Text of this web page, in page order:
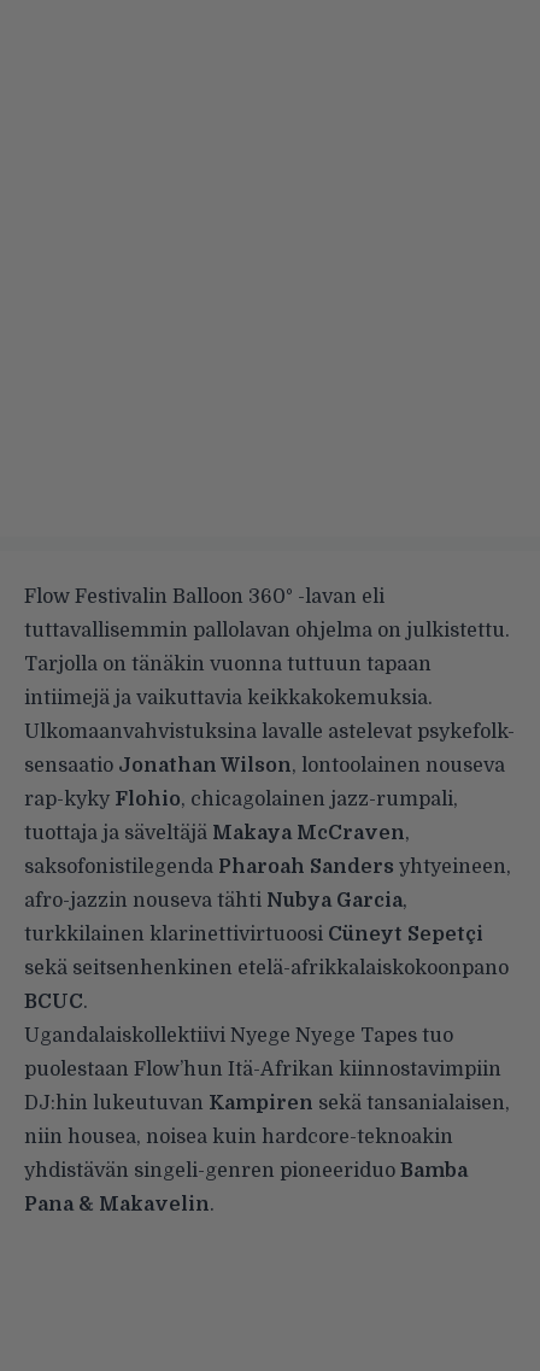
Flow Festivalin Balloon 360° -lavan eli
tuttavallisemmin pallolavan ohjelma on julkistettu.
Tarjolla on tänäkin vuonna tuttuun tapaan
intiimejä ja vaikuttavia keikkakokemuksia.
Ulkomaanvahvistuksina lavalle astelevat psykefolk-
sensaatio Jonathan Wilson, lontoolainen nouseva
rap-kyky Flohio, chicagolainen jazz-rumpali,
tuottaja ja säveltäjä Makaya McCraven,
saksofonistilegenda Pharoah Sanders yhtyeineen,
afro-jazzin nouseva tähti Nubya Garcia,
turkkilainen klarinettivirtuoosi Cüneyt Sepetçi
sekä seitsenhenkinen etelä-afrikkalaiskokoonpano
BCUC.
Ugandalaiskollektiivi Nyege Nyege Tapes tuo
puolestaan Flow’hun Itä-Afrikan kiinnostavimpiin
DJ:hin lukeutuvan Kampiren sekä tansanialaisen,
niin housea, noisea kuin hardcore-teknoakin
yhdistävän singeli-genren pioneeriduo Bamba
Pana & Makavelin.